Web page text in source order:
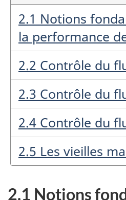
2.1 Notions
la performance
2.2 Contrôle du
2.3 Contrôle du
2.4 Contrôle du
2.5 Les vieilles
2.1 Notions